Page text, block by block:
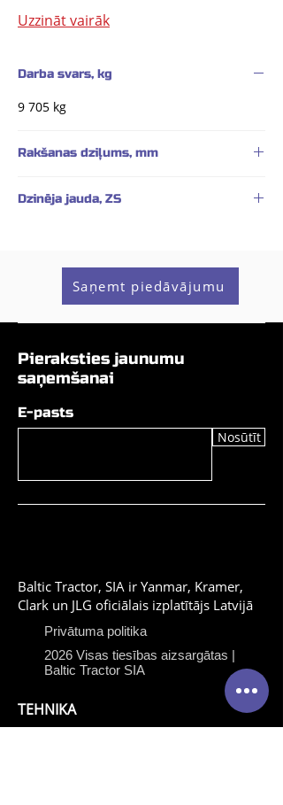
Uzzināt vairāk
Darba svars, kg
9 705 kg
Rakšanas dziļums, mm
Dzinēja jauda, ZS
Saņemt piedāvājumu
Pieraksties jaunumu
saņemšanai
E-pasts
Nosūtīt
Baltic Tractor, SIA ir Yanmar, Kramer,
Clark un JLG oficiālais izplatītājs Latvijā
Privātuma politika
2026 Visas tiesības aizsargātas |
Baltic Tractor SIA
TEHNIKA